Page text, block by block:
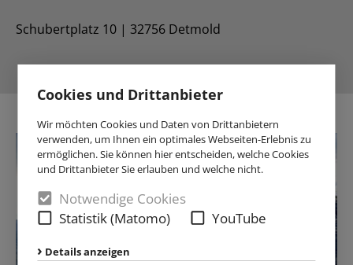
Cookies und Drittanbieter
Wir möchten Cookies und Daten von Drittanbietern
verwenden, um Ihnen ein optimales Webseiten-Erlebnis zu
ermöglichen. Sie können hier entscheiden, welche Cookies
und Drittanbieter Sie erlauben und welche nicht.
Notwendige Cookies
Statistik (Matomo)
YouTube
Details anzeigen
Schubertplatz 10 | 32756 Detmold